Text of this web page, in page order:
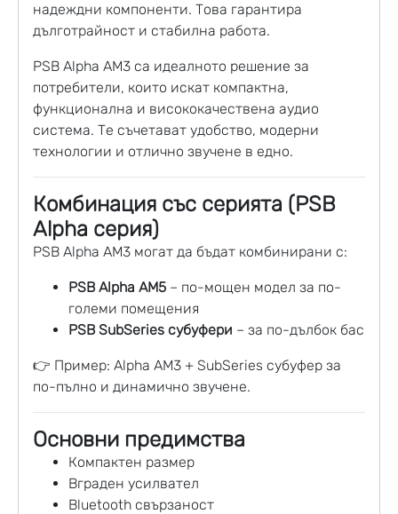
надеждни компоненти. Това гарантира
дълготрайност и стабилна работа.
PSB Alpha AM3 са идеалното решение за
потребители, които искат компактна,
функционална и висококачествена аудио
система. Те съчетават удобство, модерни
технологии и отлично звучене в едно.
Комбинация със серията (PSB
Alpha серия)
PSB Alpha AM3 могат да бъдат комбинирани с:
PSB Alpha AM5 – по-мощен модел за по-
големи помещения
PSB SubSeries субуфери – за по-дълбок бас
👉 Пример: Alpha AM3 + SubSeries субуфер за
по-пълно и динамично звучене.
Основни предимства
Компактен размер
Вграден усилвател
Bluetooth свързаност